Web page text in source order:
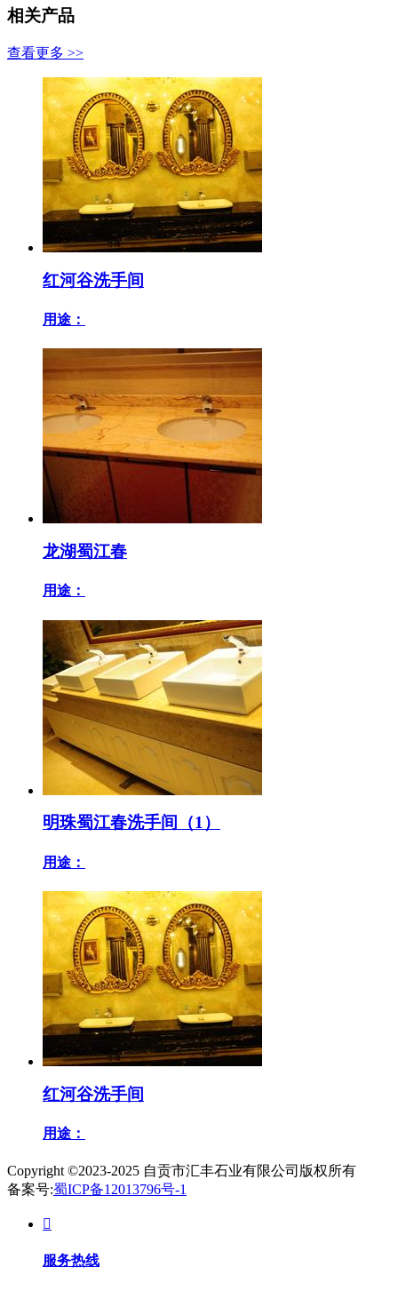
相关产品
查看更多 >>
红河谷洗手间
用途：
龙湖蜀江春
用途：
明珠蜀江春洗手间（1）
用途：
红河谷洗手间
用途：
Copyright ©2023-2025 自贡市汇丰石业有限公司 版权所有
备案号:蜀ICP备12013796号-1

服务热线